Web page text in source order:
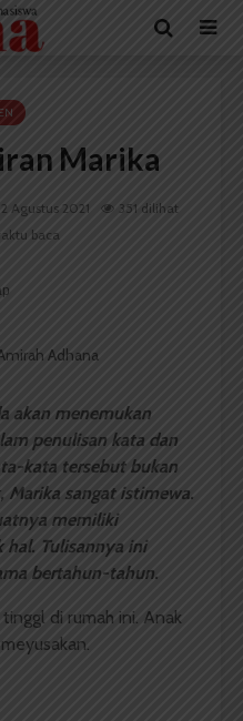
Marika
2 Agustus 2021
351 dilihat
baca
Adhana
akan menemukan
penulisan kata dan
kata tersebut bukan
Marika sangat istimewa.
memiliki
hal. Tulisannya ini
bertahun-tahun.
di rumah ini. Anak